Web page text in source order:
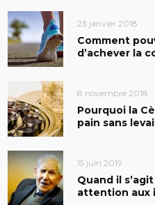
23 janvier 2018
Comment
d’achever la
8 novembre 2018
Pourquoi la
pain sans
15 juin 2019
Quand il
attention aux